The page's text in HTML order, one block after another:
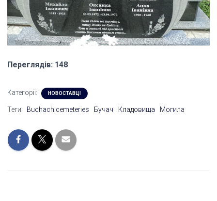
Переглядів: 148
Категорії: НОВОСТАВЦІ
Теги: Buchach cemeteries Бучач Кладовища Могила